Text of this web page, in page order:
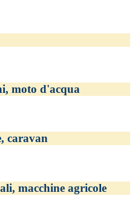
moto d'acqua
caravan
macchine agricole